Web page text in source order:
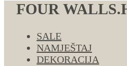
FOUR
SALE
NAMJEŠTAJ
DEKORACIJA